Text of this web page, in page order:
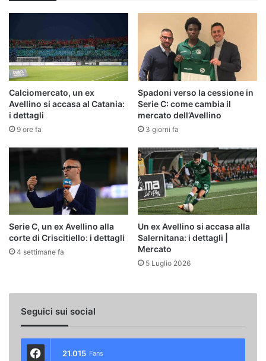
Calciomercato, un ex
Avellino si accasa al Catania:
i dettagli
9 ore fa
Spadoni verso la cessione in
Serie C: come cambia il
mercato dell’Avellino
3 giorni fa
Serie C, un ex Avellino alla
corte di Criscitiello: i dettagli
4 settimane fa
Un ex Avellino si accasa alla
Salernitana: i dettagli |
Mercato
5 Luglio 2026
Seguici sui social
21.015 Fans